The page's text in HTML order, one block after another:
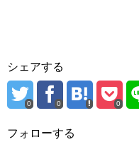
シェアする
0 0 0
フォローする